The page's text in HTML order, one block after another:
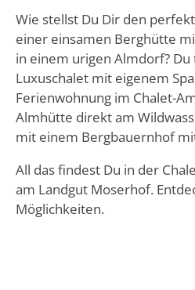
Wie stellst Du Dir den
einer einsamen Berghütte
in einem urigen Almdorf?
Luxuschalet mit eigenem
Ferienwohnung im Chalet-
Almhütte direkt am
mit einem Bergbauernhof
All das findest Du in der
am Landgut Moserhof.
Möglichkeiten.